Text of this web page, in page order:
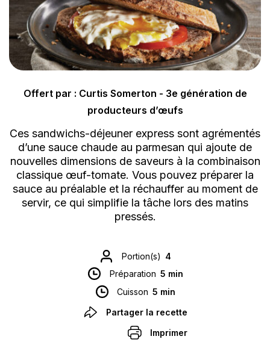
Offert par : Curtis Somerton - 3e génération de
producteurs d’œufs
Ces sandwichs-déjeuner express sont agrémentés
d’une sauce chaude au parmesan qui ajoute de
nouvelles dimensions de saveurs à la combinaison
classique œuf-tomate. Vous pouvez préparer la
sauce au préalable et la réchauffer au moment de
servir, ce qui simplifie la tâche lors des matins
pressés.
Portion(s) 4
Préparation 5 min
Cuisson 5 min
Partager la recette
Imprimer